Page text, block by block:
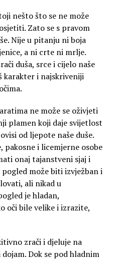
nešto što se ne može
Zato se s pravom
Nije u pitanju ni boja
a ni crte ni mrlje.
duša, srce i cijelo naše
karakter i najskriveniji
ne može se oživjeti
plamen koji daje svijetlost
od ljepote naše duše.
pakosne i licemjerne osobe
onaj tajanstveni sjaj i
može biti izvježban i
ali nikad u
je hladan,
oči bile velike i izrazite,
zrači i djeluje na
Dok se pod hladnim